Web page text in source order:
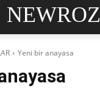
NEWROZ
Yeni bir anayasa